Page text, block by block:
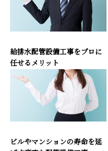
給排水配管設備工事をプロに
任せるメリット
ビルやマンションの寿命を延